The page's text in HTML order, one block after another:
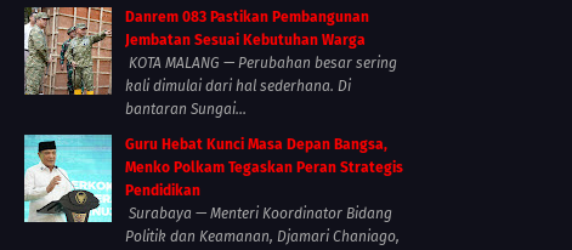
Danrem 083 Pastikan Pembangunan
Jembatan Sesuai Kebutuhan Warga
KOTA MALANG — Perubahan besar sering
kali dimulai dari hal sederhana. Di
bantaran Sungai...
Guru Hebat Kunci Masa Depan Bangsa,
Menko Polkam Tegaskan Peran Strategis
Pendidikan
Surabaya — Menteri Koordinator Bidang
Politik dan Keamanan, Djamari Chaniago,